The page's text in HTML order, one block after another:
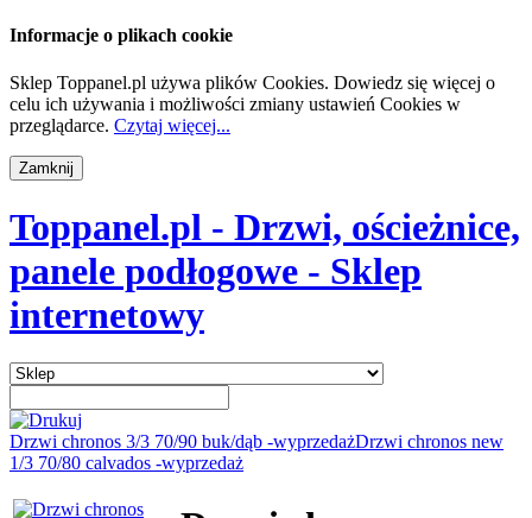
Informacje o plikach cookie
Sklep Toppanel.pl używa plików Cookies. Dowiedz się więcej o
celu ich używania i możliwości zmiany ustawień Cookies w
przeglądarce. Czytaj więcej...
Toppanel.pl - Drzwi, ościeżnice,
panele podłogowe - Sklep
internetowy
Drzwi chronos 3/3 70/90 buk/dąb -wyprzedażDrzwi chronos new
1/3 70/80 calvados -wyprzedaż